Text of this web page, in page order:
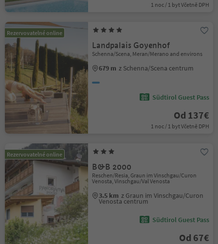
1 noc / 1 byt Včetně DPH
Rezervovatelné online
Landpalais Goyenhof
Schenna/Scena, Meran/Merano and environs
679 m z Schenna/Scena centrum
Südtirol Guest Pass
Od 137€
1 noc / 1 byt Včetně DPH
Rezervovatelné online
B&B 2000
Reschen/Resia, Graun im Vinschgau/Curon
Venosta, Vinschgau/Val Venosta
3.5 km z Graun im Vinschgau/Curon
Venosta centrum
Südtirol Guest Pass
Od 67€